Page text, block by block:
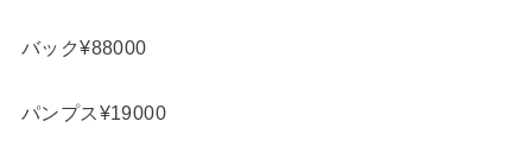
バック¥88000
パンプス¥19000